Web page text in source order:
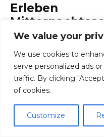
We value your
We use cookies to
serve personalized ads
traffic. By clicking
of cookies.
Customize
Balkon aus
Ein weiteres
Norwegen berühmt
In Nordnorwegen
Mitternachtssonne ist
am Tag zu